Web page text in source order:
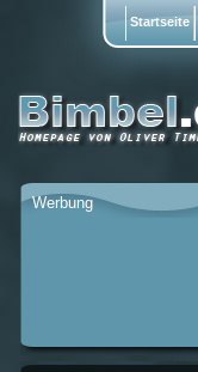
Werbung
Startseite